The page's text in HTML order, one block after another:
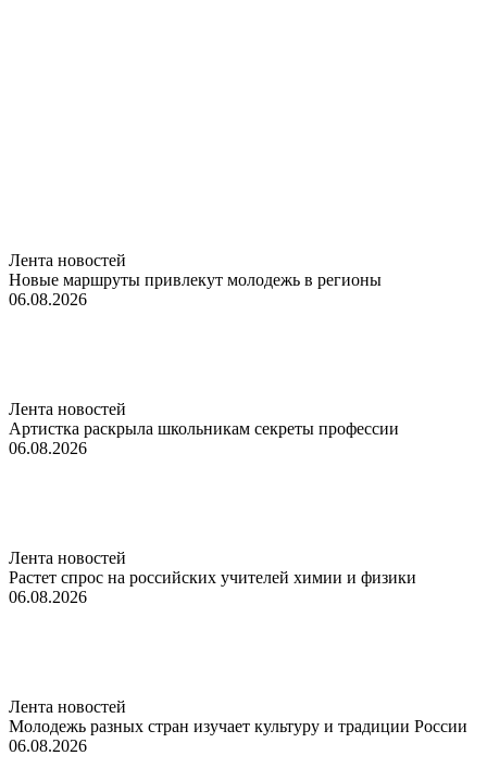
Лента новостей
Новые маршруты привлекут молодежь в регионы
06.08.2026
Лента новостей
Артистка раскрыла школьникам секреты профессии
06.08.2026
Лента новостей
Растет спрос на российских учителей химии и физики
06.08.2026
Лента новостей
Молодежь разных стран изучает культуру и традиции России
06.08.2026